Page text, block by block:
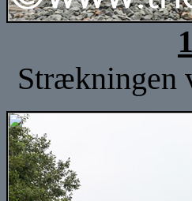
Strækningen